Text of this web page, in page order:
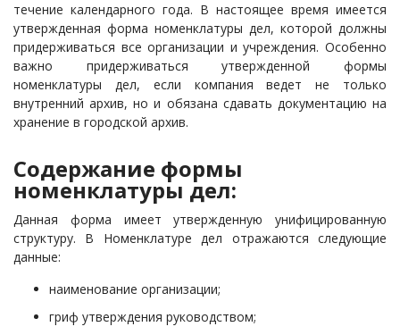
течение календарного года. В настоящее время имеется
утвержденная форма номенклатуры дел, которой должны
придерживаться все организации и учреждения. Особенно
важно придерживаться утвержденной формы
номенклатуры дел, если компания ведет не только
внутренний архив, но и обязана сдавать документацию на
хранение в городской архив.
Содержание формы
номенклатуры дел:
Данная форма имеет утвержденную унифицированную
структуру. В Номенклатуре дел отражаются следующие
данные:
наименование организации;
гриф утверждения руководством;